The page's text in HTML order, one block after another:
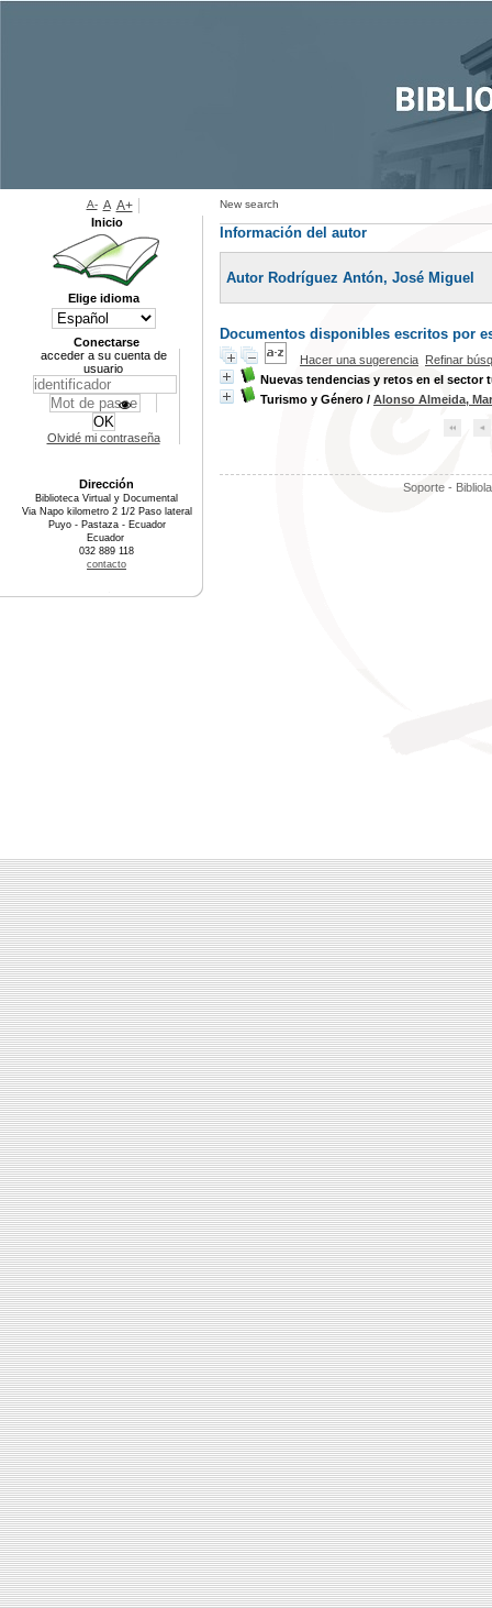
New search
Información del autor
Autor Rodríguez Antón, José Miguel
Documentos disponibles escritos por
Hacer una sugerencia Refinar
Nuevas tendencias y retos en el
Turismo y Género / Alonso Almeida,
Soporte -
A- A A+
Inicio
Elige idioma
Conectarse
acceder a su cuenta de
usuario
Olvidé mi contraseña
Dirección
Biblioteca Virtual y Documental
Via Napo kilometro 2 1/2 Paso lateral
Puyo - Pastaza - Ecuador
Ecuador
032 889 118
contacto